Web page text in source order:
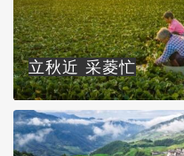
立秋近 采菱忙